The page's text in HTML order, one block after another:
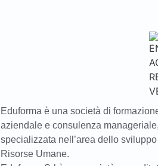
Eduforma è una società di
aziendale e consulenza manageriale,
specializzata nell’area dello
Risorse Umane.